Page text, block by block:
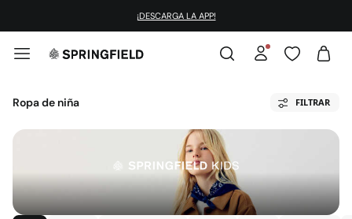
¡DESCARGA LA APP!
Ropa de niña FILTRAR